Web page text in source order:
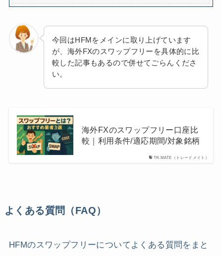
今回はHFMをメインに取り上げています
が、海外FXのスワップフリーを具体的に比
較した記事もあるので併せてごらんくださ
い。
TR-MATE（トレードメイト）
海外FXのスワップフリー口座比
較｜利用条件/適応期間/対象銘柄
よくある質問（FAQ）
HFMのスワップフリーについてよくある質問をまと